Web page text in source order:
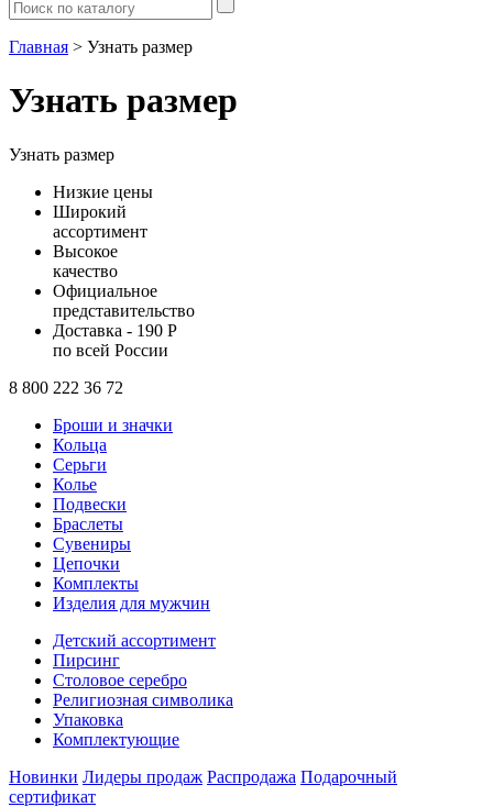
Главная > Узнать размер
Узнать размер
Узнать размер
Низкие цены
Широкий
ассортимент
Высокое
качество
Официальное
представительство
Доставка - 190 Р
по всей России
8 800 222 36 72
Броши и значки
Кольца
Серьги
Колье
Подвески
Браслеты
Сувениры
Цепочки
Комплекты
Изделия для мужчин
Детский ассортимент
Пирсинг
Столовое серебро
Религиозная символика
Упаковка
Комплектующие
Новинки Лидеры продаж Распродажа Подарочный
сертификат